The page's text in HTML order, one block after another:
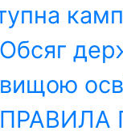
Обсяг
вищою
ПРАВИЛА